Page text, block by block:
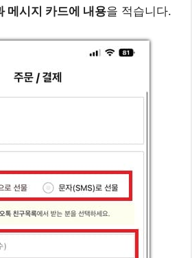
메시지 카드에 내용을 적습니다.